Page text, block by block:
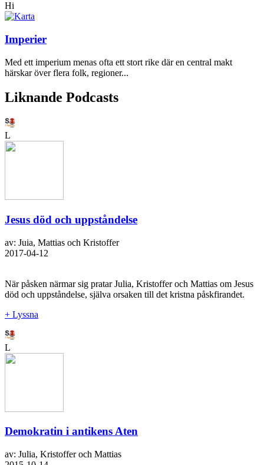
Hi
Imperier
Med ett imperium menas ofta ett stort rike där en central makt
härskar över flera folk, regioner...
Liknande Podcasts
L
Jesus död och uppståndelse
av: Juia, Mattias och Kristoffer
2017-04-12
När påsken närmar sig pratar Julia, Kristoffer och Mattias om Jesus
död och uppståndelse, själva orsaken till det kristna påskfirandet.
+ Lyssna
L
Demokratin i antikens Aten
av: Julia, Kristoffer och Mattias